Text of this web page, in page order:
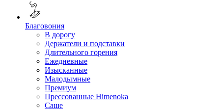
Благовония
В дорогу
Держатели и подставки
Длительного горения
Ежедневные
Изысканные
Малодымные
Премиум
Прессованные Himenoka
Саше